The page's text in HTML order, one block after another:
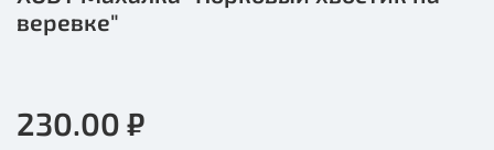
веревке"
230.00 ₽